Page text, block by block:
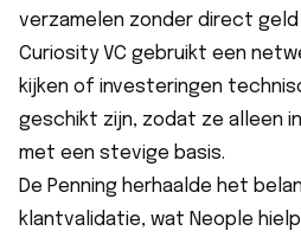
verzamelen zonder direct geld
Curiosity VC gebruikt een
kijken of investeringen
geschikt zijn, zodat ze alleen
met een stevige basis.
De Penning herhaalde het
klantvalidatie, wat Neople